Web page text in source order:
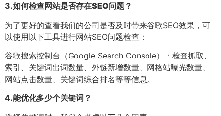
3.如何检查网站是否存在SEO问题？
为了更好的查看我们的公司是否及时带来谷歌SEO效果，可
以使用以下工具进行网站SEO问题检查：
谷歌搜索控制台（Google Search Console）：检查抓取、
索引、关键词出词数量、外链新增数量、网格站曝光数量、
网站点击数量、关键词综合排名等等信息。
4.能优化多少个关键词？